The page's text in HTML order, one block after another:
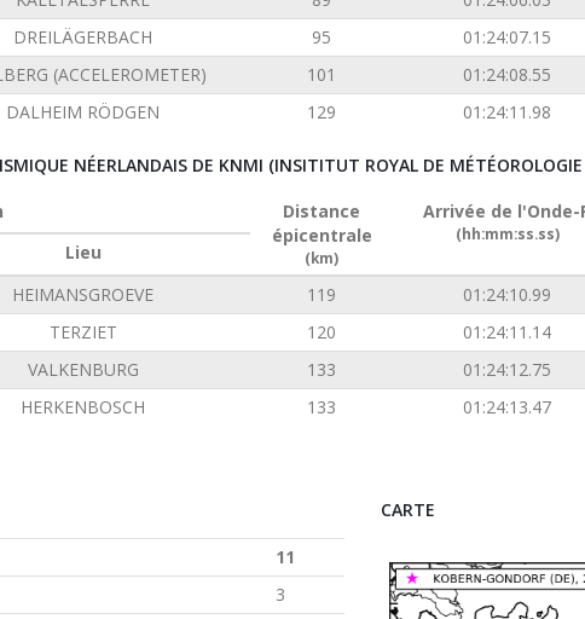
DREILÄGERBACH 95 01:24:07.15
(ACCELEROMETER) 101 01:24:08.55
DALHEIM RÖDGEN 129 01:24:11.98
NÉERLANDAIS DE KNMI (INSITITUT ROYAL DE
Distance
épicentrale
(km)
Arrivée de l'Onde-
(hh:mm:ss.ss)
Lieu
HEIMANSGROEVE 119 01:24:10.99
TERZIET 120 01:24:11.14
VALKENBURG 133 01:24:12.75
HERKENBOSCH 133 01:24:13.47
11
3
CARTE